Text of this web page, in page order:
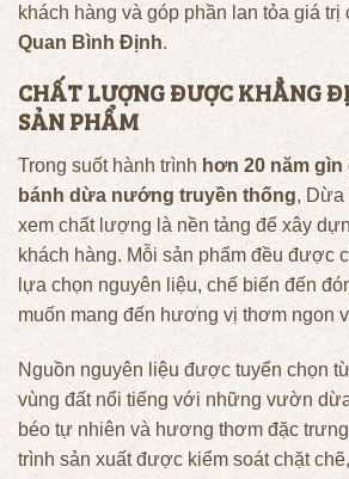
khách hàng và góp phần lan tỏa giá trị
Quan Bình Định.
CHẤT LƯỢNG ĐƯỢC KHẲNG
SẢN PHẨM
Trong suốt hành trình hơn 20 năm
bánh dừa nướng truyền thống, Dừa
xem chất lượng là nền tảng để xây
khách hàng. Mỗi sản phẩm đều được
lựa chọn nguyên liệu, chế biến đến
muốn mang đến hương vị thơm ngon
Nguồn nguyên liệu được tuyển chọn
vùng đất nổi tiếng với những vườn
béo tự nhiên và hương thơm đặc
trình sản xuất được kiểm soát chặt